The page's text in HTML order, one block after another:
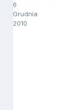
6
Grudnia
2010